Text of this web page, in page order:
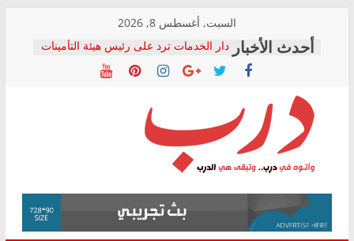
content
السبت, أغسطس 8, 2026
دار الخدمات ترد على رئيس هيئة التأمينات
بعد مؤتمره الصحفي: إنكار الأزمة لا ينهي
معاناة أصحاب المعاشات.. ونطالب بكشف
فرحات سليمان يكتب: القطاع الصحي إلى
أين؟
حزب التحالف الشعبي يطلق لجنة “الحق
في الصحة” بالإسكندرية لرصد الانتهاكات
ودعم المرضى
الوزاري لمدينة الصحفيين.. وانتهاء أعمال
إنشاء المبنى الإداري
المجلس القومي لحقوق الإنسان يعلن
درب
وأتوه
درب..